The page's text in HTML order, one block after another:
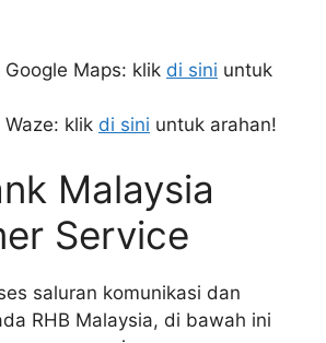
Google Maps: klik di sini untuk
klik di sini untuk arahan!
Malaysia
Service
saluran komunikasi dan
RHB Malaysia, di bawah ini